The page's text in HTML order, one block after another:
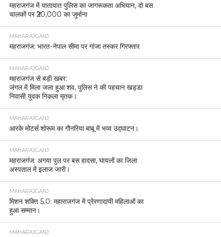
महराजगंज में यातायात पुलिस का जागरूकता अभियान, दो बस
चालकों पर ₹20,000 का जुर्माना
MAHARAJGANJ
महराजगंज: भारत-नेपाल सीमा पर गांजा तस्कर गिरफ्तार
MAHARAJGANJ
महराजगंज से बड़ी खबर:
जंगल में मिला जला हुआ शव, पुलिस ने की पहचान खड्डा
निवासी युवक निकला मृतक।
MAHARAJGANJ
आरके मोटर्स शोरूम का गौनरिया बाबू में भव्य उद्घाटन।
MAHARAJGANJ
महराजगंज: अगया पुल पर बस हादसा, घायलों का जिला
अस्पताल में इलाज जारी।
MAHARAJGANJ
मिशन शक्ति 5.0: महाराजगंज में प्रेरणादायी महिलाओं का
हुआ सम्मान।
MAHARAJGANJ